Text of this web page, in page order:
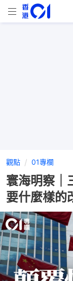
觀點 01專欄
寰海明察｜
要什麼樣的